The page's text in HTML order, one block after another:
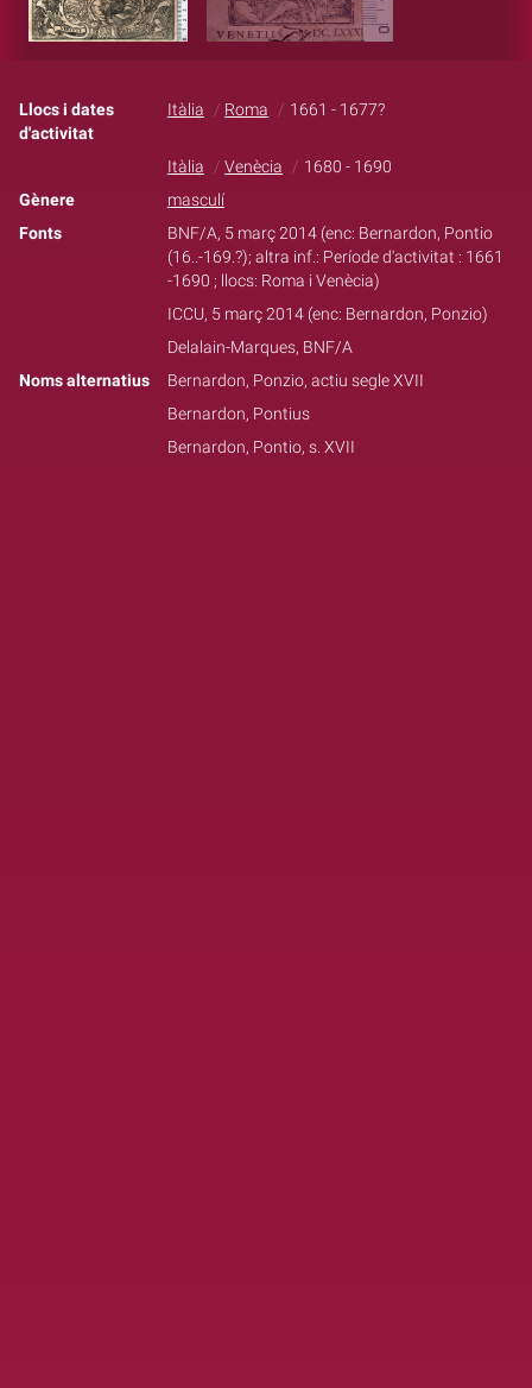
Llocs i dates
d'activitat
Itàlia Roma 1661 - 1677?
Itàlia Venècia
1680 - 1690
Gènere
masculí
Fonts
BNF/A, 5 març 2014 (enc: Bernardon, Pontio
(16..-169.?); altra inf.: Període d'activitat : 1661
-1690 ; llocs: Roma i Venècia)
ICCU, 5 març 2014 (enc: Bernardon, Ponzio)
Delalain-Marques, BNF/A
Noms alternatius
Bernardon, Ponzio, actiu segle XVII
Bernardon, Pontius
Bernardon, Pontio, s. XVII